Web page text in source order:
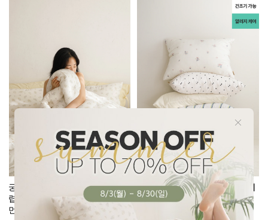
궁극의 부드러움 100% 모달 차
렵이불세트 [블리스]
먼지없는 이불
워싱해서 더 부드러운 완벽 알러
지케어 M2 베개커버